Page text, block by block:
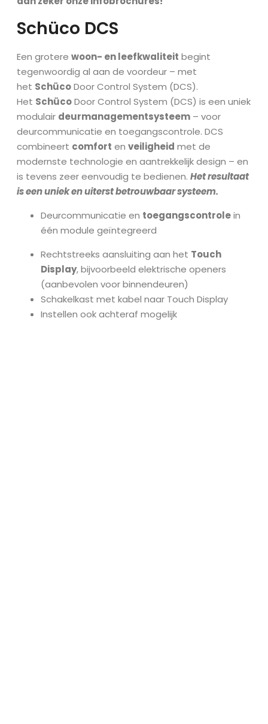
Schüco DCS
Een grotere woon- en leefkwaliteit begint
tegenwoordig al aan de voordeur – met
het SchücoDoor Control System (DCS).
Het SchücoDoor Control System (DCS) is een uniek
modulair deurmanagementsysteem – voor
deurcommunicatie en toegangscontrole. DCS
combineert comfort en veiligheid met de
modernste technologie en aantrekkelijk design – en
is tevens zeer eenvoudig te bedienen. Het resultaat
is een uniek en uiterst betrouwbaar systeem.
Deurcommunicatie en toegangscontrolein
één module geïntegreerd
Rechtstreeks aansluiting aan het Touch
Display, bijvoorbeeld elektrische openers
(aanbevolen voor binnendeuren)
Schakelkast met kabel naar Touch Display
Instellen ook achteraf mogelijk